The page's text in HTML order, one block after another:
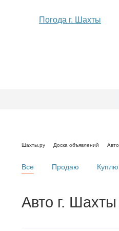
Погода г. Шахты
Шахты.ру Доска объявлений Авто
Все Продаю Куплю
Авто г. Шахты